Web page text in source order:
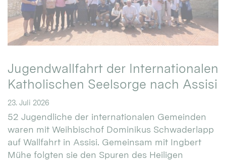
Jugendwallfahrt der Internationalen
Katholischen Seelsorge nach Assisi
23. Juli 2026
52 Jugendliche der internationalen Gemeinden
waren mit Weihbischof Dominikus Schwaderlapp
auf Wallfahrt in Assisi. Gemeinsam mit Ingbert
Mühe folgten sie den Spuren des Heiligen